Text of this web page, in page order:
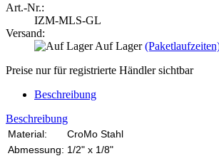
Art.-Nr.:
IZM-MLS-GL
Versand:
Auf Lager
Preise nur für registrierte Händler sichtbar
Beschreibung
Beschreibung
Material:
CroMo Stahl
Abmessung: 1/2" x 1/8"